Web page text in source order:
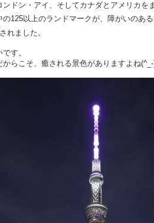
ンドン・アイ、そしてカナダとアメリカを
の125以上のランドマークが、障がいのあ
されました。
す。
からこそ、癒される景色がありますよね